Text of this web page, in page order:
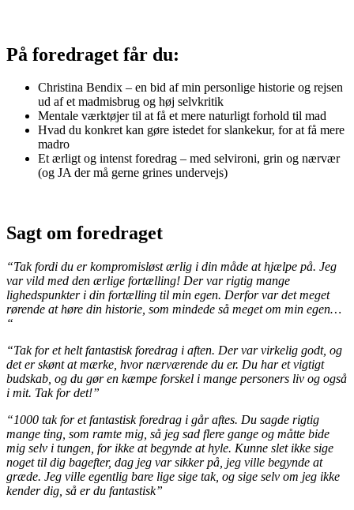
På foredraget får du:
Christina Bendix – en bid af min personlige historie og rejsen
ud af et madmisbrug og høj selvkritik
Mentale værktøjer til at få et mere naturligt forhold til mad
Hvad du konkret kan gøre istedet for slankekur, for at få mere
madro
Et ærligt og intenst foredrag – med selvironi, grin og nærvær
(og JA der må gerne grines undervejs)
Sagt om foredraget
“Tak fordi du er kompromisløst ærlig i din måde at hjælpe på. Jeg
var vild med den ærlige fortælling! Der var rigtig mange
lighedspunkter i din fortælling til min egen. Derfor var det meget
rørende at høre din historie, som mindede så meget om min egen…
“
“Tak for et helt fantastisk foredrag i aften. Der var virkelig godt, og
det er skønt at mærke, hvor nærværende du er. Du har et vigtigt
budskab, og du gør en kæmpe forskel i mange personers liv og også
i mit. Tak for det!”
“1000 tak for et fantastisk foredrag i går aftes. Du sagde rigtig
mange ting, som ramte mig, så jeg sad flere gange og måtte bide
mig selv i tungen, for ikke at begynde at hyle. Kunne slet ikke sige
noget til dig bagefter, dag jeg var sikker på, jeg ville begynde at
græde. Jeg ville egentlig bare lige sige tak, og sige selv om jeg ikke
kender dig, så er du fantastisk”